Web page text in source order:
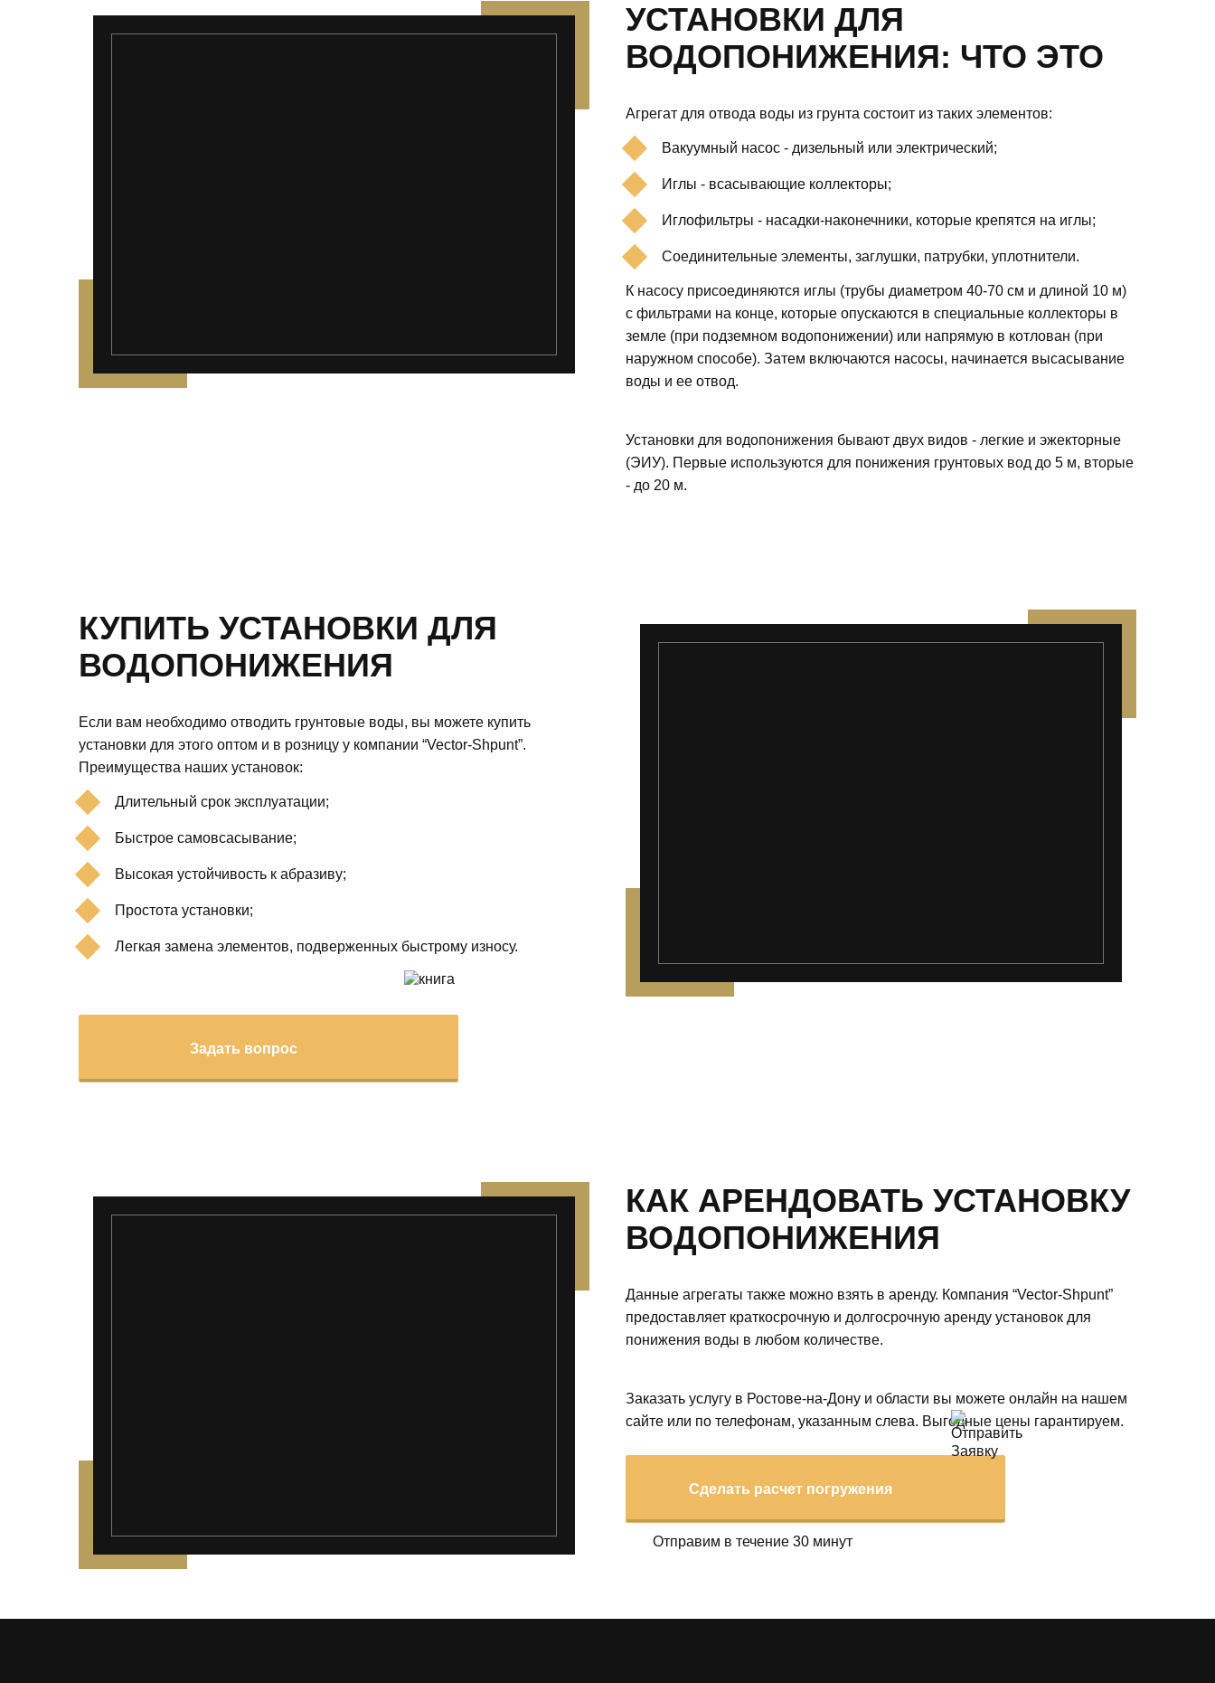
УСТАНОВКИ ДЛЯ
ВОДОПОНИЖЕНИЯ: ЧТО ЭТО
Агрегат для отвода воды из грунта состоит из таких элементов:
Вакуумный насос - дизельный или электрический;
Иглы - всасывающие коллекторы;
Иглофильтры - насадки-наконечники, которые крепятся на иглы;
Соединительные элементы, заглушки, патрубки, уплотнители.
К насосу присоединяются иглы (трубы диаметром 40-70 см и длиной 10 м)
с фильтрами на конце, которые опускаются в специальные коллекторы в
земле (при подземном водопонижении) или напрямую в котлован (при
наружном способе). Затем включаются насосы, начинается высасывание
воды и ее отвод.
Установки для водопонижения бывают двух видов - легкие и эжекторные
(ЭИУ). Первые используются для понижения грунтовых вод до 5 м, вторые
- до 20 м.
КУПИТЬ УСТАНОВКИ ДЛЯ
ВОДОПОНИЖЕНИЯ
Если вам необходимо отводить грунтовые воды, вы можете купить
установки для этого оптом и в розницу у компании “Vector-Shpunt”.
Преимущества наших установок:
Длительный срок эксплуатации;
Быстрое самовсасывание;
Высокая устойчивость к абразиву;
Простота установки;
Легкая замена элементов, подверженных быстрому износу.
Задать вопрос
КАК АРЕНДОВАТЬ УСТАНОВКУ
ВОДОПОНИЖЕНИЯ
Данные агрегаты также можно взять в аренду. Компания “Vector-Shpunt”
предоставляет краткосрочную и долгосрочную аренду установок для
понижения воды в любом количестве.
Заказать услугу в Ростове-на-Дону и области вы можете онлайн на нашем
сайте или по телефонам, указанным слева. Выгодные цены гарантируем.
Сделать расчет погружения
Отправим в течение 30 минут